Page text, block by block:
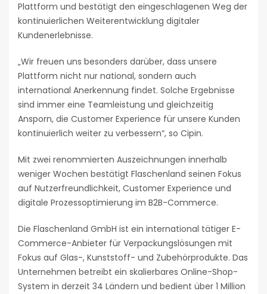
Plattform und bestätigt den eingeschlagenen Weg der
kontinuierlichen Weiterentwicklung digitaler
Kundenerlebnisse.
„Wir freuen uns besonders darüber, dass unsere
Plattform nicht nur national, sondern auch
international Anerkennung findet. Solche Ergebnisse
sind immer eine Teamleistung und gleichzeitig
Ansporn, die Customer Experience für unsere Kunden
kontinuierlich weiter zu verbessern“, so Cipin.
Mit zwei renommierten Auszeichnungen innerhalb
weniger Wochen bestätigt Flaschenland seinen Fokus
auf Nutzerfreundlichkeit, Customer Experience und
digitale Prozessoptimierung im B2B-Commerce.
Die Flaschenland GmbH ist ein international tätiger E-
Commerce-Anbieter für Verpackungslösungen mit
Fokus auf Glas-, Kunststoff- und Zubehörprodukte. Das
Unternehmen betreibt ein skalierbares Online-Shop-
System in derzeit 34 Ländern und bedient über 1 Million